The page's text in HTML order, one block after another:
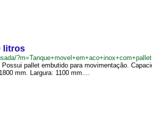
litros
pallet embutido para movimentação.
mm. Largura: 1100 mm....